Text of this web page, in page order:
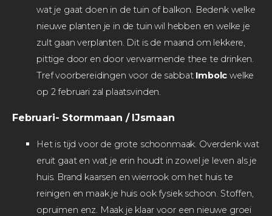
wat je gaat doen in de tuin of balkon. Bedenk welke
nieuwe planten je in de tuin wil hebben en welke je
zult gaan verplanten. Dit is de maand om lekkere,
pittige door en door verwarmende thee te drinken.
Tref voorbereidingen voor de sabbat Imbolc welke
op 2 februari zal plaatsvinden.
Februari- Stormmaan / IJsmaan
Het is tijd voor de grote schoonmaak. Overdenk wat
eruit gaat en wat je erin houdt in zowel je leven als je
huis. Brand kaarsen en wierrook om het huis te
reinigen en maak je huis ook fysiek schoon. Stoffen,
opruimen enz. Maak je klaar voor een nieuwe groei